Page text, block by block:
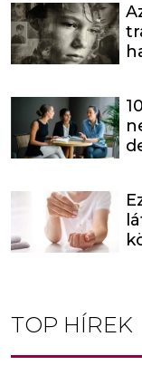
TOP HÍREK